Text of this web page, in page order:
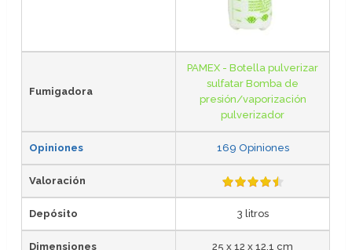
Fumigadora
PAMEX - Botella pulverizar
sulfatar Bomba de
presión/vaporización
pulverizador
Opiniones 169 Opiniones
Valoración
Depósito 3 litros
Dimensiones 25 x 12 x 12,1 cm